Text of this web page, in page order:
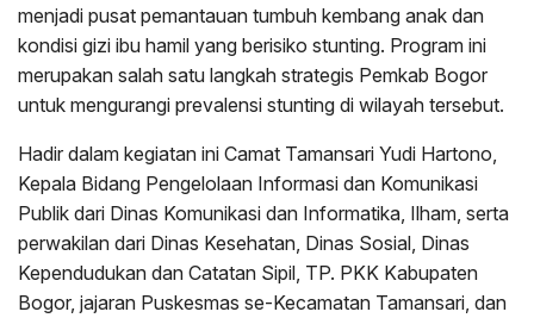
menjadi pusat pemantauan tumbuh kembang anak dan
kondisi gizi ibu hamil yang berisiko stunting. Program ini
merupakan salah satu langkah strategis Pemkab Bogor
untuk mengurangi prevalensi stunting di wilayah tersebut.
Hadir dalam kegiatan ini Camat Tamansari Yudi Hartono,
Kepala Bidang Pengelolaan Informasi dan Komunikasi
Publik dari Dinas Komunikasi dan Informatika, Ilham, serta
perwakilan dari Dinas Kesehatan, Dinas Sosial, Dinas
Kependudukan dan Catatan Sipil, TP. PKK Kabupaten
Bogor, jajaran Puskesmas se-Kecamatan Tamansari, dan